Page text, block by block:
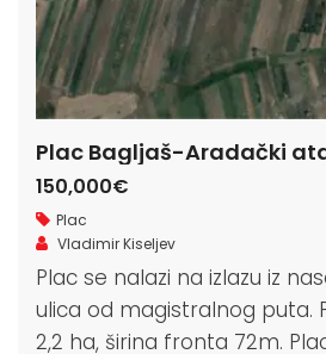
Plac Bagljaš-Aradački
150,000€
Plac
Vladimir Kiseljev
Plac se nalazi na izlazu iz
ulica od magistralnog puta.
2,2 ha, širina fronta 72m.